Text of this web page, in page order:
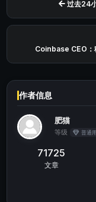
过去24
Coinbase CEO：
作者信息
肥猫
等级 普通
71725
文章